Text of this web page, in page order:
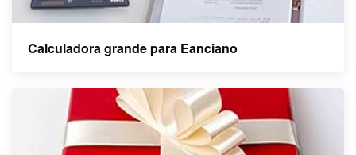
Calculadora grande para Eanciano